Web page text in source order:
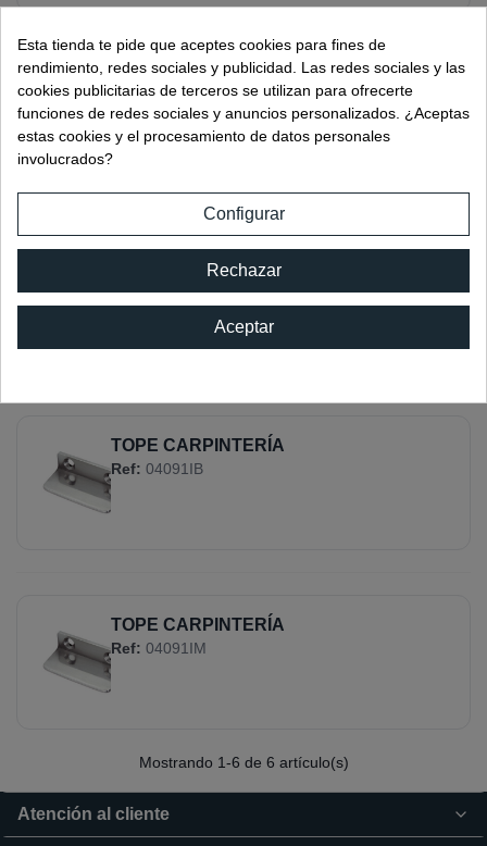
TOPE PRESIÓN DOBLE
Ref:04090IB
TOPE PRESIÓN DOBLE
Ref:04090IM
TOPE CARPINTERÍA
Ref: 04091IB
TOPE CARPINTERÍA
Ref: 04091IM
Mostrando 1-6 de 6 artículo(s)
Atención al cliente
Esta tienda te pide que aceptes cookies para fines de
rendimiento, redes sociales y publicidad. Las redes sociales y las
cookies publicitarias de terceros se utilizan para ofrecerte
funciones de redes sociales y anuncios personalizados. ¿Aceptas
estas cookies y el procesamiento de datos personales
involucrados?
Configurar
Rechazar
Aceptar